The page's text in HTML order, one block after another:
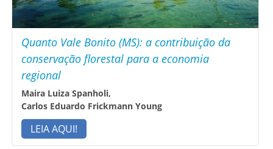
Quanto Vale Bonito (MS): a contribuição da
conservação florestal para a economia
regional
Maira Luiza Spanholi,
Carlos Eduardo Frickmann Young
LEIA AQUI!